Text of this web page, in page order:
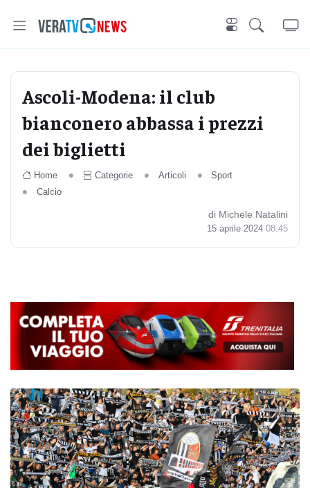
Ascoli-Modena: il club
bianconero abbassa i prezzi
dei biglietti
Home Categorie Articoli
Sport
Calcio
di Michele Natalini
15 aprile 2024 08:45